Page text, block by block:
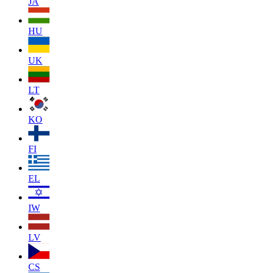
HU
UK
LT
KO
FI
EL
IW
LV
CS